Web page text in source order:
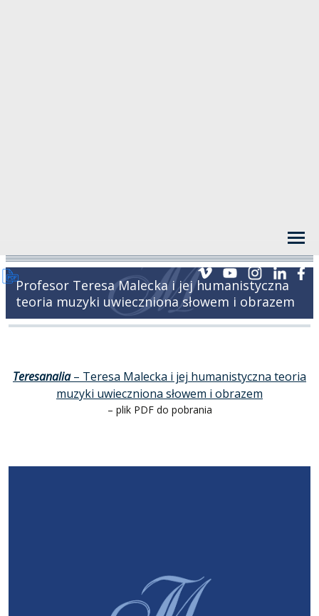
Profesor Teresa Malecka i jej humanistyczna
teoria muzyki uwieczniona słowem i obrazem
Teresanalia – Teresa Malecka i jej humanistyczna teoria
muzyki uwieczniona słowem i obrazem
– plik PDF do pobrania